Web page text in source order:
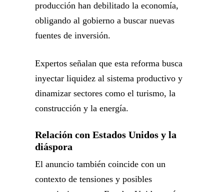
producción han debilitado la economía,
obligando al gobierno a buscar nuevas
fuentes de inversión.
Expertos señalan que esta reforma busca
inyectar liquidez al sistema productivo y
dinamizar sectores como el turismo, la
construcción y la energía.
Relación con Estados Unidos y la
diáspora
El anuncio también coincide con un
contexto de tensiones y posibles